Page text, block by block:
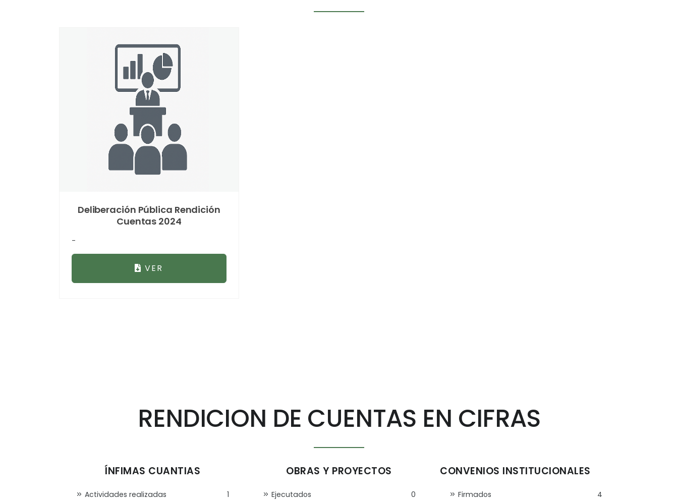
Deliberación Pública Rendición
Cuentas 2024
-
VER
RENDICION DE CUENTAS EN CIFRAS
ÍNFIMAS CUANTIAS
Actividades realizadas 1
OBRAS Y PROYECTOS
Ejecutados 0
CONVENIOS INSTITUCIONALES
Firmados 4